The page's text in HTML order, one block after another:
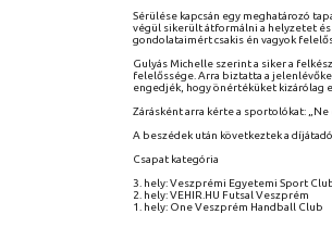
Sérülése kapcsán egy meghatározó
végül sikerült átformálni a helyzetet
gondolataimért csakis én vagyok
Gulyás Michelle szerint a siker a
felelőssége. Arra biztatta a
engedjék, hogy önértéküket kizárólag
Zárásként arra kérte a sportolókat:
A beszédek után következtek a
Csapat kategória
3. hely: Veszprémi Egyetemi Sport
2. hely: VEHIR.HU Futsal Veszprém
1. hely: One Veszprém Handball Club